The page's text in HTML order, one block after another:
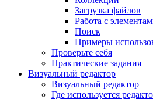
Загрузка файлов
Работа с
Поиск
Примеры
Проверьте себя
Практические задания
Визуальный редактор
Визуальный редактор
Где используется